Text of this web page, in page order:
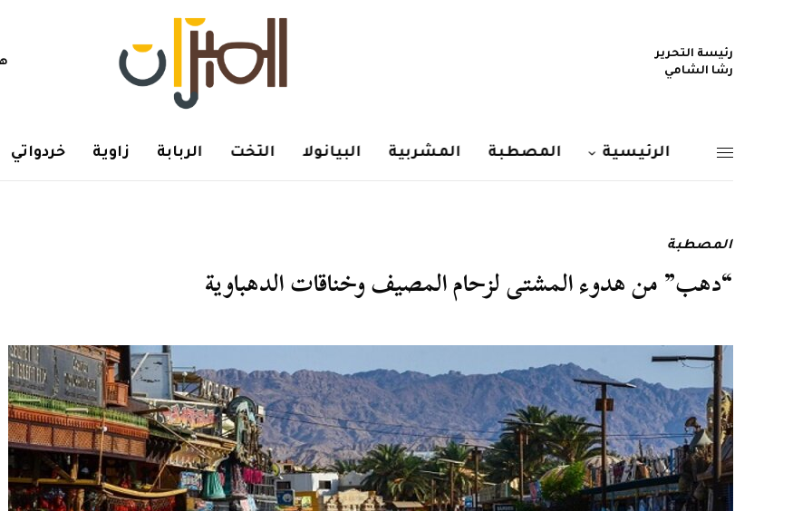
رئيسة التحرير
رشا الشامي
الرئيسية المصطبة المشربية البيانولا التخت الربابة زاوية خردواتي
المصطبة
“دهب” من هدوء المشتى لزحام المصيف وخناقات الدهباوية